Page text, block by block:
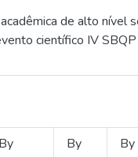
de alto
científico IV
By
By
By